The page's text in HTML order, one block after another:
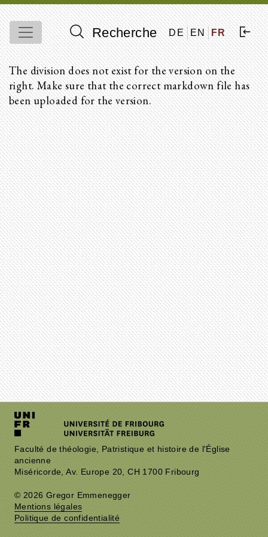
Recherche DE EN FR
The division does not exist for the version on the
right. Make sure that the correct markdown file has
been uploaded for the version.
Faculté de théologie, Patristique et histoire de l'Église
ancienne
Miséricorde, Av. Europe 20, CH 1700 Fribourg
© 2026 Gregor Emmenegger
Mentions légales
Politique de confidentialité